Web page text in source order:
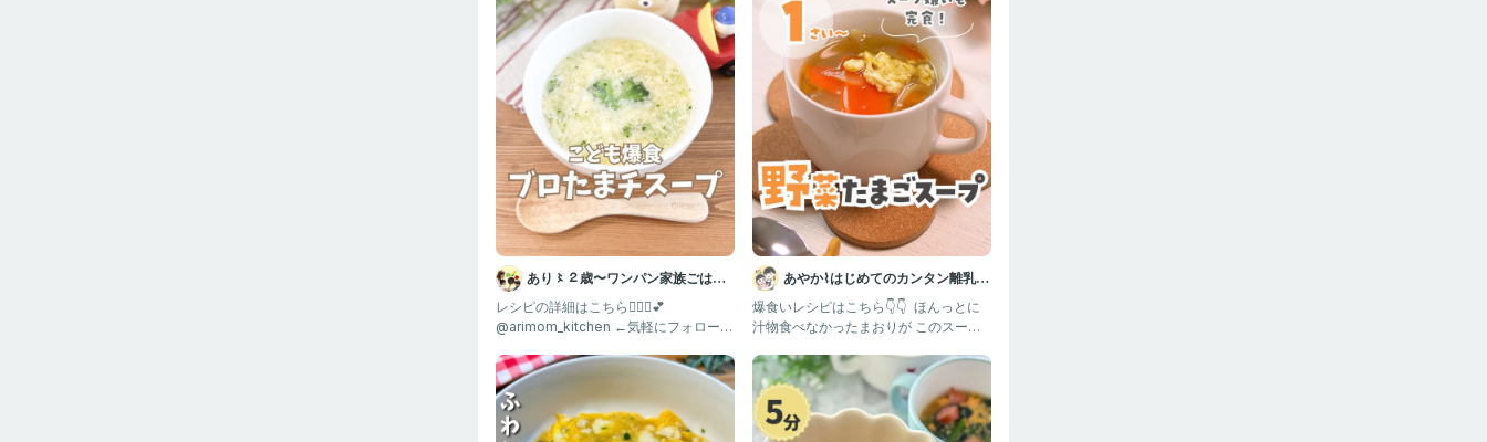
・卵は白身の部分が見えなくなるくらいしっかり溶いておくと成功しま
す！
𓇠𓇠𓇠𓇠𓇠𓇠𓇠𓇠𓇠𓇠𓇠𓇠𓇠𓇠𓇠𓇠𓇠
最後まで読んでくれてありがとう！
元 給食の先生、全力子育て中の３児ママが
食べムラ解消レシピを発信しています✾
❥ 食べムラで困ってる・・
❥ 栄養足りてるか心配・・
❥ でもとにかく簡単に作りたい！
ってママは必見💡
@sakizo_mama_recipe
☝️フォローで心の余裕をゲットして
あり〻２歳〜ワンパン家族ごはん
🍳台所育児
レシピの詳細はこちら💁🏻‍♀️💕
@arimom_kitchen ←気軽にフォローし
あやか⌇はじめてのカンタン離乳
食・幼児食💛
爆食いレシピはこちら👇👇 ⁡ ほんっとに
汁物食べなかったまおりが このスープ